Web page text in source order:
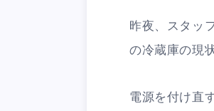
昨夜、スタッ
の冷蔵庫の現
電源を付け直